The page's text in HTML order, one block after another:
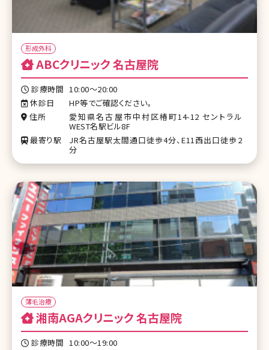
形成外科
ABCクリニック 名古屋院
診療時間 10:00〜20:00
休診日
HP等でご確認ください。
住所
愛知県名古屋市中村区椿町14-12 セントラル
WEST名駅ビル8F
最寄り駅
JR名古屋駅太閤通口徒歩4分、E11西出口徒歩2
分
薄毛治療
湘南AGAクリニック 名古屋院
診療時間 10:00～19:00